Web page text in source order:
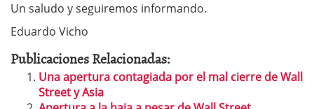
Un saludo y seguiremos informando.
Eduardo Vicho
Publicaciones Relacionadas:
Una apertura contagiada por el mal cierre de Wall
Street y Asia